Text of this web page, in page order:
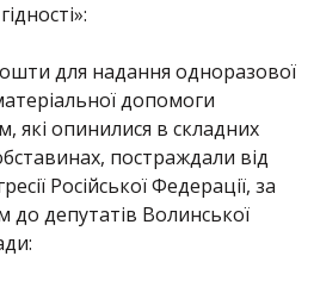
для надання одноразової
допомоги
які опинилися в складних
постраждали від
Російської Федерації, за
до депутатів Волинської